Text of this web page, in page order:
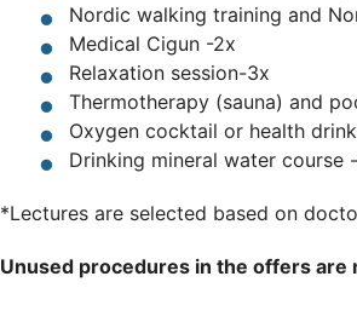
Nordic walking training and
Medical Cigun -2x
Relaxation session-3x
Thermotherapy (sauna) and
Oxygen cocktail or health
Drinking mineral water course
*Lectures are selected based on
Unused procedures in the offers are